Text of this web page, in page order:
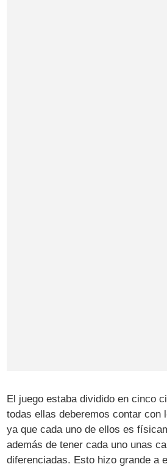
El juego estaba dividido en cinco
todas ellas deberemos contar con
ya que cada uno de ellos es
además de tener cada uno unas
diferenciadas. Esto hizo grande a